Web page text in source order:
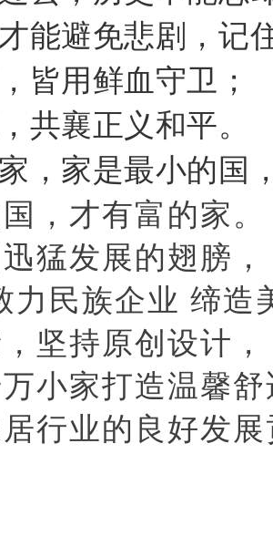
能避免悲剧，记
皆用鲜血守卫；
共襄正义和平。
，家是最小的国
，才有富的家。
猛发展的翅膀，
力民族企业 缔造
坚持原创设计，
小家打造温馨
行业的良好发